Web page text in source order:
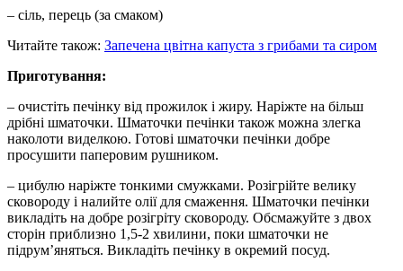
– сіль, перець (за смаком)
Читайте також: Запечена цвітна капуста з грибами та сиром
Приготування:
– очистіть печінку від прожилок і жиру. Наріжте на більш
дрібні шматочки. Шматочки печінки також можна злегка
наколоти виделкою. Готові шматочки печінки добре
просушити паперовим рушником.
– цибулю наріжте тонкими смужками. Розігрійте велику
сковороду і налийте олії для смаження. Шматочки печінки
викладіть на добре розігріту сковороду. Обсмажуйте з двох
сторін приблизно 1,5-2 хвилини, поки шматочки не
підрум’яняться. Викладіть печінку в окремий посуд.